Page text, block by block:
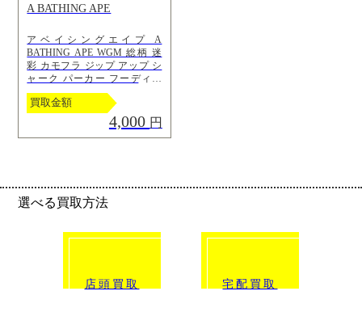
A BATHING APE
アベイシングエイプ A
BATHING APE WGM 総柄 迷
彩 カモフラ ジップ アップ シ
ャーク パーカー フーディー
XXL グレー
買取金額
4,000 円
選べる買取方法
店頭買取 宅配買取